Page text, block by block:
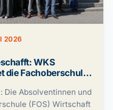
2026
WKS
die Fachoberschule
Die Absolventinnen und
(FOS) Wirtschaft